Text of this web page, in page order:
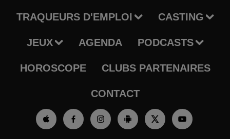
TRAQUEURS D'EMPLOI CASTING
JEUX AGENDA PODCASTS
HOROSCOPE CLUBS PARTENAIRES
CONTACT